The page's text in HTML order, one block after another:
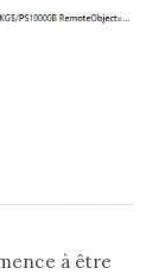
à être